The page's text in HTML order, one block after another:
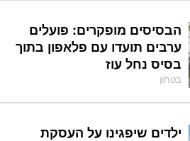
הבסיסים מופקרים: פועלים
ערבים תועדו עם פלאפון בתוך
בסיס נחל עוז
בטחון
ילדים שיפגינו על העסקת